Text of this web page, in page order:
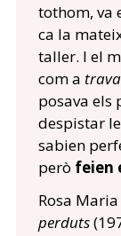
tothom, va
ca la
taller. I el
com a
posava els
despistar
sabien
però feien
Rosa
perduts